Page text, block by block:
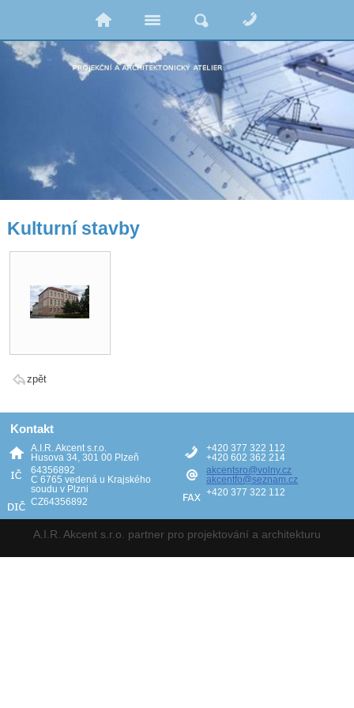
Kulturní stavby
zpět
Kontakt
A.I.R. Akcent s.r.o.
Husova 34, 301 00 Plzeň
64356892
C 6765 vedená u Krajského
soudu v Plzni
CZ64356892
+420 377 322 112
+420 602 362 214
akcentsro@volny.cz
akcentfo@seznam.cz
+420 377 322 112
A.I.R. Akcent s.r.o. partner pro projektování a architekturu